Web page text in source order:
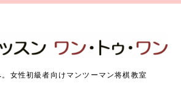
女性初級者向けマンツーマン将棋教室